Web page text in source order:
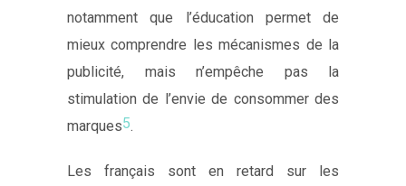
notamment que l’éducation permet de
mieux comprendre les mécanismes de la
publicité, mais n’empêche pas la
stimulation de l’envie de consommer des
marques5.
Les français sont en retard sur les